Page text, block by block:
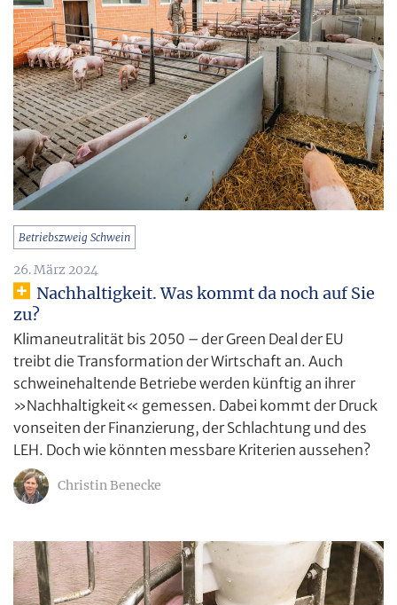
Betriebszweig Schwein
26. März 2024
Nachhaltigkeit. Was kommt da noch auf Sie
zu?
Klimaneutralität bis 2050 – der Green Deal der EU
treibt die Transformation der Wirtschaft an. Auch
schweinehaltende Betriebe werden künftig an ihrer
»Nachhaltigkeit« gemessen. Dabei kommt der Druck
vonseiten der Finanzierung, der Schlachtung und des
LEH. Doch wie könnten messbare Kriterien aussehen?
Christin Benecke